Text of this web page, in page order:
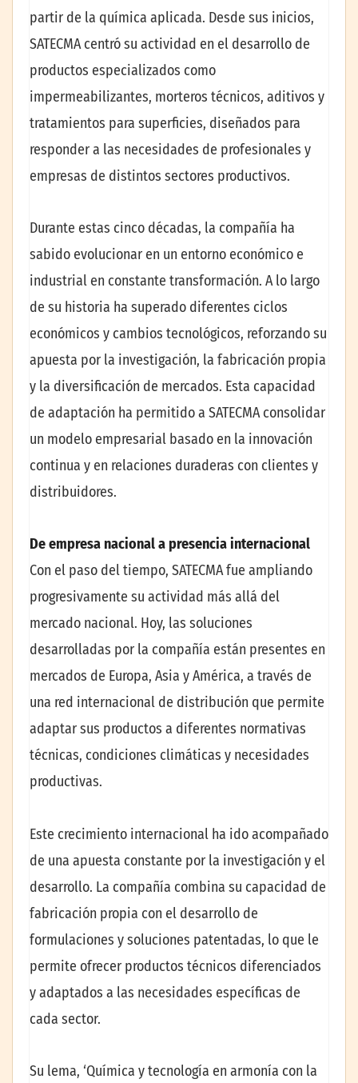
partir de la química aplicada. Desde sus inicios,
SATECMA centró su actividad en el desarrollo de
productos especializados como
impermeabilizantes, morteros técnicos, aditivos y
tratamientos para superficies, diseñados para
responder a las necesidades de profesionales y
empresas de distintos sectores productivos.
Durante estas cinco décadas, la compañía ha
sabido evolucionar en un entorno económico e
industrial en constante transformación. A lo largo
de su historia ha superado diferentes ciclos
económicos y cambios tecnológicos, reforzando su
apuesta por la investigación, la fabricación propia
y la diversificación de mercados. Esta capacidad
de adaptación ha permitido a SATECMA consolidar
un modelo empresarial basado en la innovación
continua y en relaciones duraderas con clientes y
distribuidores.
De empresa nacional a presencia internacional
Con el paso del tiempo, SATECMA fue ampliando
progresivamente su actividad más allá del
mercado nacional. Hoy, las soluciones
desarrolladas por la compañía están presentes en
mercados de Europa, Asia y América, a través de
una red internacional de distribución que permite
adaptar sus productos a diferentes normativas
técnicas, condiciones climáticas y necesidades
productivas.
Este crecimiento internacional ha ido acompañado
de una apuesta constante por la investigación y el
desarrollo. La compañía combina su capacidad de
fabricación propia con el desarrollo de
formulaciones y soluciones patentadas, lo que le
permite ofrecer productos técnicos diferenciados
y adaptados a las necesidades específicas de
cada sector.
Su lema, ‘Química y tecnología en armonía con la